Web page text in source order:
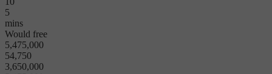
5
mins
Would free
5,475,000
54,750
3,650,000